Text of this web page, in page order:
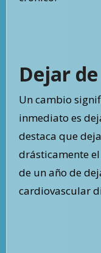
Dejar
Un cambio
inmediato es
destaca que
drásticamente
de un año de
cardiovascular